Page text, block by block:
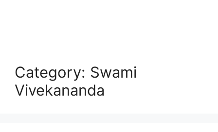
Category: Swami
Vivekananda